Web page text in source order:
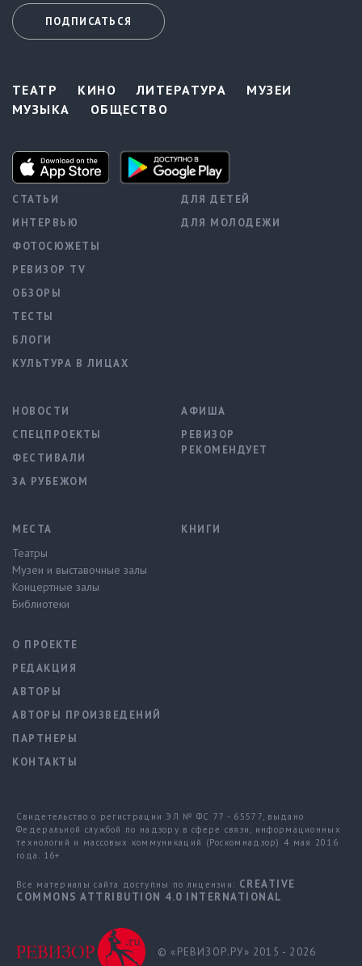
ПОДПИСАТЬСЯ
ТЕАТР КИНО ЛИТЕРАТУРА
МУЗЕИ
МУЗЫКА
ОБЩЕСТВО
СТАТЬИ
ИНТЕРВЬЮ
ФОТОСЮЖЕТЫ
РЕВИЗОР TV
ОБЗОРЫ
ТЕСТЫ
БЛОГИ
КУЛЬТУРА В ЛИЦАХ
ДЛЯ ДЕТЕЙ
ДЛЯ МОЛОДЕЖИ
НОВОСТИ
СПЕЦПРОЕКТЫ
ФЕСТИВАЛИ
ЗА РУБЕЖОМ
АФИША
РЕВИЗОР
РЕКОМЕНДУЕТ
МЕСТА
Театры
Музеи и выставочные залы
Концертные залы
Библиотеки
КНИГИ
О ПРОЕКТЕ
РЕДАКЦИЯ
АВТОРЫ
АВТОРЫ ПРОИЗВЕДЕНИЙ
ПАРТНЕРЫ
КОНТАКТЫ
Свидетельство о регистрации ЭЛ № ФС 77 - 65577, выдано
Федеральной службой по надзору в сфере связи, информационных
технологий и массовых коммуникаций (Роскомнадзор) 4 мая 2016
года. 16+
Все материалы сайта доступны по лицензии: CREATIVE
COMMONS ATTRIBUTION 4.0 INTERNATIONAL
© «РЕВИЗОР.РУ» 2015 - 2026